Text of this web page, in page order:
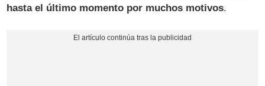
hasta el último momento por muchos motivos.